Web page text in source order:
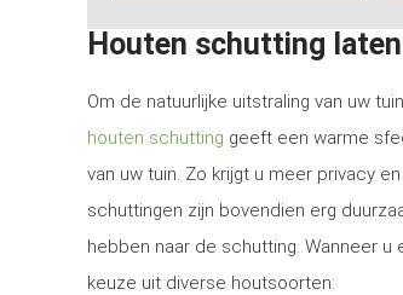
Houten schutting
Om de natuurlijke uitstraling van uw
houten schutting geeft een warme
van uw tuin. Zo krijgt u meer privacy
schuttingen zijn bovendien erg
hebben naar de schutting. Wanneer
keuze uit diverse houtsoorten: